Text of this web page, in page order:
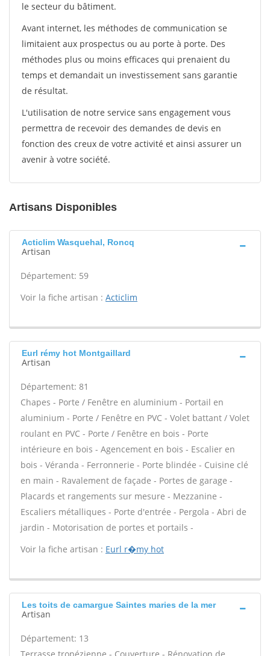
le secteur du bâtiment.
Avant internet, les méthodes de communication se
limitaient aux prospectus ou au porte à porte. Des
méthodes plus ou moins efficaces qui prenaient du
temps et demandait un investissement sans garantie
de résultat.
L'utilisation de notre service sans engagement vous
permettra de recevoir des demandes de devis en
fonction des creux de votre activité et ainsi assurer un
avenir à votre société.
Artisans Disponibles
Acticlim Wasquehal, Roncq
Artisan
Département: 59
Voir la fiche artisan : Acticlim
Eurl rémy hot Montgaillard
Artisan
Département: 81
Chapes - Porte / Fenêtre en aluminium - Portail en
aluminium - Porte / Fenêtre en PVC - Volet battant / Volet
roulant en PVC - Porte / Fenêtre en bois - Porte
intérieure en bois - Agencement en bois - Escalier en
bois - Véranda - Ferronnerie - Porte blindée - Cuisine clé
en main - Ravalement de façade - Portes de garage -
Placards et rangements sur mesure - Mezzanine -
Escaliers métalliques - Porte d'entrée - Pergola - Abri de
jardin - Motorisation de portes et portails -
Voir la fiche artisan : Eurl r�my hot
Les toits de camargue Saintes maries de la mer
Artisan
Département: 13